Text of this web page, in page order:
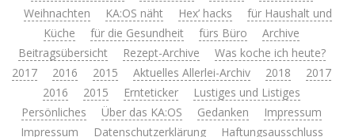
Weihnachten
KA:OS näht Hex’ hacks
für Haushalt und
Küche
für die Gesundheit fürs Büro
Archive
Beitragsübersicht
Rezept-Archive
Was koche ich heute?
2017
2016 2015 Aktuelles Allerlei-Archiv 2018
2017
2016
2015 Ernteticker
Lustiges und Listiges
Persönliches
Über das KA:OS Gedanken
Impressum
Impressum
Datenschutzerklärung
Haftungsausschluss